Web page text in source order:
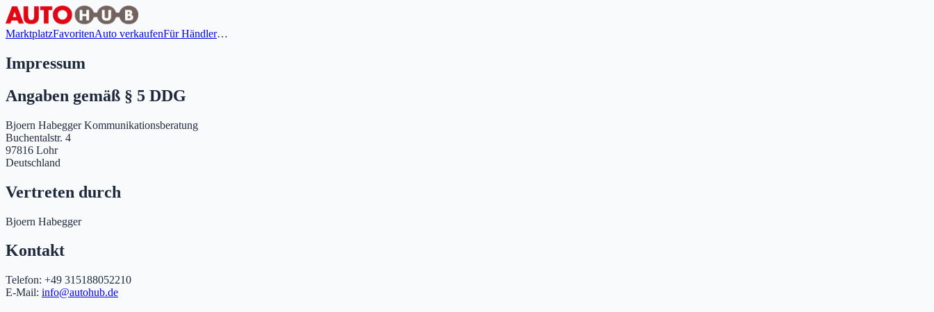
MarktplatzFavoritenAuto verkaufenFür Händler…
Impressum
Angaben gemäß § 5 DDG
Bjoern Habegger Kommunikationsberatung
Buchentalstr. 4
97816 Lohr
Deutschland
Vertreten durch
Bjoern Habegger
Kontakt
Telefon: +49 315188052210
E-Mail: info@autohub.de